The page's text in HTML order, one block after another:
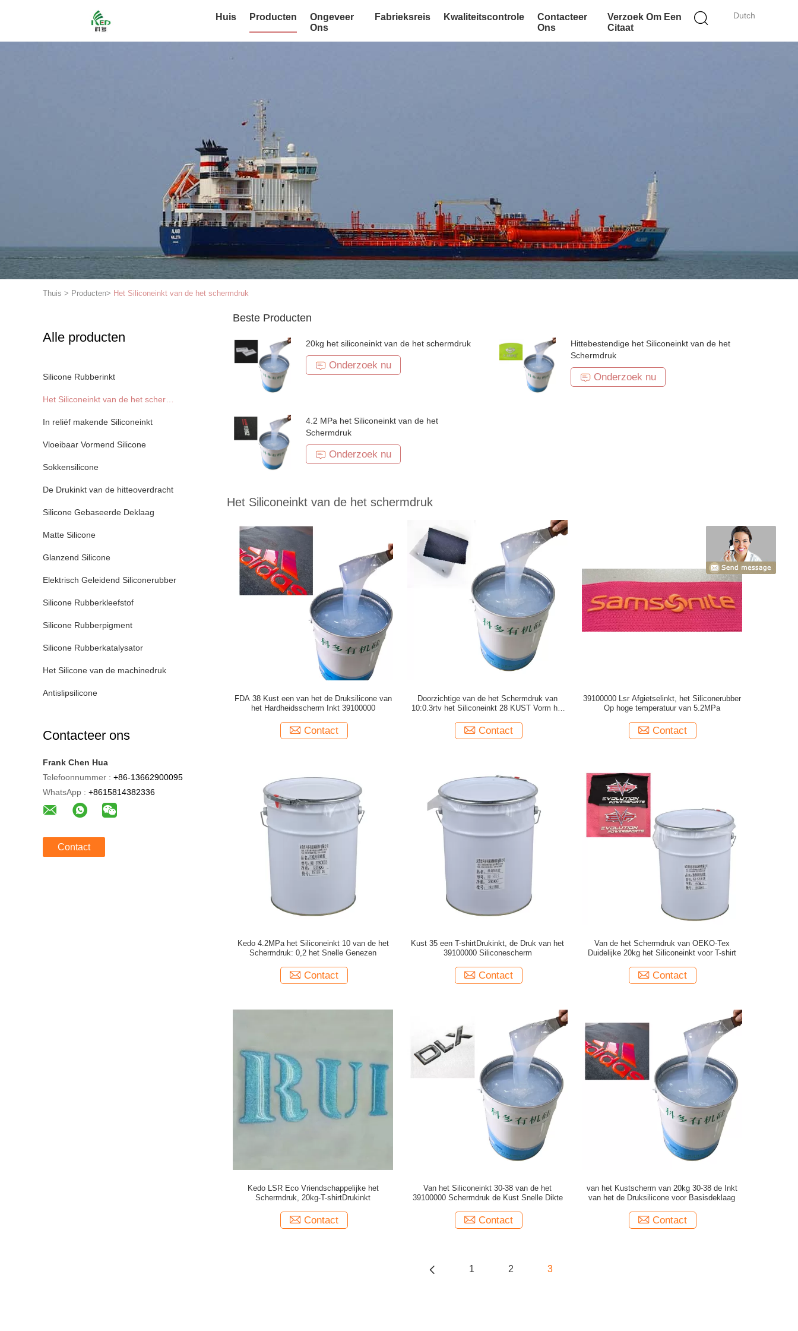
Dutch
Huis Producten
Ongeveer
Ons
Fabrieksreis Kwaliteitscontrole
Contacteer
Ons
Verzoek Om Een
Citaat
Thuis > Producten> Het Siliconeinkt van de het schermdruk
Alle producten
Silicone Rubberinkt
Het Siliconeinkt van de het schermdruk
In reliëf makende Siliconeinkt
Vloeibaar Vormend Silicone
Sokkensilicone
De Drukinkt van de hitteoverdracht
Silicone Gebaseerde Deklaag
Matte Silicone
Glanzend Silicone
Elektrisch Geleidend Siliconerubber
Silicone Rubberkleefstof
Silicone Rubberpigment
Silicone Rubberkatalysator
Het Silicone van de machinedruk
Antislipsilicone
Contacteer ons
Frank Chen Hua
Telefoonnummer : +86-13662900095
WhatsApp : +8615814382336
Contact
Beste Producten
20kg het siliconeinkt van de het schermdruk
Onderzoek nu
Hittebestendige het Siliconeinkt van de het
Schermdruk
Onderzoek nu
4.2 MPa het Siliconeinkt van de het
Schermdruk
Onderzoek nu
Het Siliconeinkt van de het schermdruk
FDA 38 Kust een van het de Druksilicone van
het Hardheidsscherm Inkt 39100000
Contact
Doorzichtige van de het Schermdruk van
10:0.3rtv het Siliconeinkt 28 KUST Vorm het
Contact
39100000 Lsr Afgietselinkt, het Siliconerubber
Op hoge temperatuur van 5.2MPa
Contact
Kedo 4.2MPa het Siliconeinkt 10 van de het
Schermdruk: 0,2 het Snelle Genezen
Contact
Kust 35 een T-shirtDrukinkt, de Druk van het
39100000 Siliconescherm
Contact
Van de het Schermdruk van OEKO-Tex
Duidelijke 20kg het Siliconeinkt voor T-shirt
Contact
Kedo LSR Eco Vriendschappelijke het
Schermdruk, 20kg-T-shirtDrukinkt
Contact
Van het Siliconeinkt 30-38 van de het
39100000 Schermdruk de Kust Snelle Dikte
Contact
van het Kustscherm van 20kg 30-38 de Inkt
van het de Druksilicone voor Basisdeklaag
Contact
1 2 3